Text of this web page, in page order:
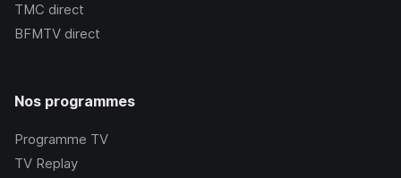
TMC direct
BFMTV direct
Nos programmes
Programme TV
TV Replay